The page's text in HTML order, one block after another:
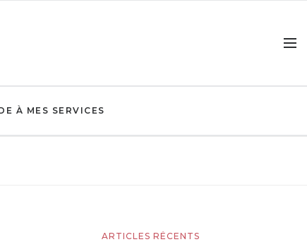
À MES SERVICES
ARTICLES RÉCENTS